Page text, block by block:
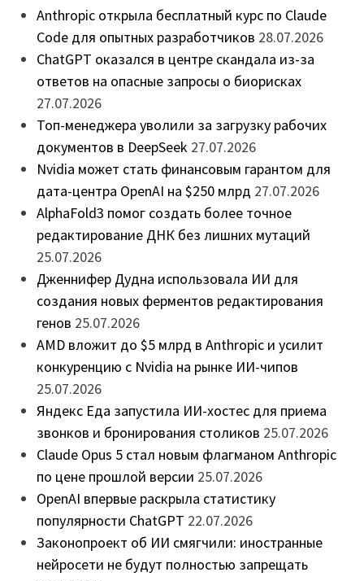
Anthropic открыла бесплатный курс по Claude
Code для опытных разработчиков 28.07.2026
ChatGPT оказался в центре скандала из-за
ответов на опасные запросы о биорисках
27.07.2026
Топ-менеджера уволили за загрузку рабочих
документов в DeepSeek 27.07.2026
Nvidia может стать финансовым гарантом для
дата-центра OpenAI на $250 млрд 27.07.2026
AlphaFold3 помог создать более точное
редактирование ДНК без лишних мутаций
25.07.2026
Дженнифер Дудна использовала ИИ для
создания новых ферментов редактирования
генов 25.07.2026
AMD вложит до $5 млрд в Anthropic и усилит
конкуренцию с Nvidia на рынке ИИ-чипов
25.07.2026
Яндекс Еда запустила ИИ-хостес для приема
звонков и бронирования столиков 25.07.2026
Claude Opus 5 стал новым флагманом Anthropic
по цене прошлой версии 25.07.2026
OpenAI впервые раскрыла статистику
популярности ChatGPT 22.07.2026
Законопроект об ИИ смягчили: иностранные
нейросети не будут полностью запрещать